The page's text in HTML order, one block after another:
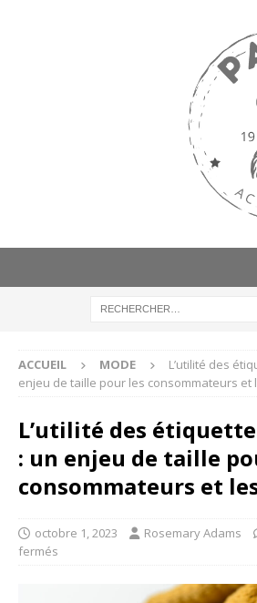
ACCUEIL MODE
L’utilité des
enjeu de taille pour les consommateurs et
L’utilité des
: un enjeu de taille
consommateurs et
octobre 1, 2023 Rosemary Adams
fermés